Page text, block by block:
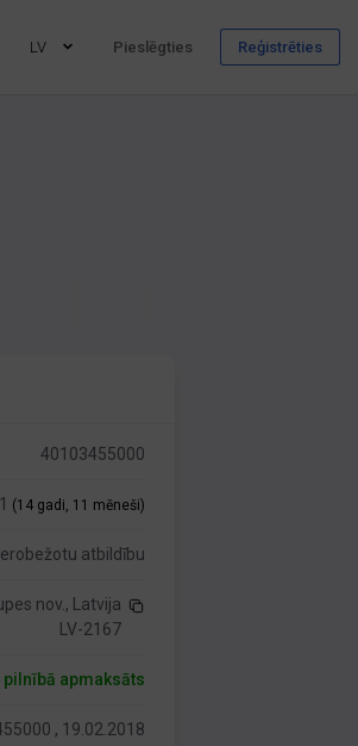
LV Pieslēgties Reģistrēties
40103455000
(14 gadi, 11 mēneši)
atbildību
nov., Latvija
LV-2167
pilnībā apmaksāts
, 19.02.2018